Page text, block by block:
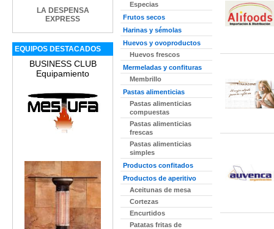
LA DESPENSA
EXPRESS
EQUIPOS DESTACADOS
BUSINESS CLUB
Equipamiento
Especias
Frutos secos
Harinas y sémolas
Huevos y ovoproductos
Huevos frescos
Mermeladas y confituras
Membrillo
Pastas alimenticias
Pastas alimenticias
compuestas
Pastas alimenticias
frescas
Pastas alimenticias
simples
Productos confitados
Productos de aperitivo
Aceitunas de mesa
Cortezas
Encurtidos
Patatas fritas de